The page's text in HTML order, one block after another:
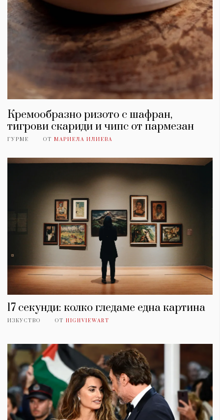
Кремообразно ризото с шафран,
тигрови скариди и чипс от пармезан
ГУРМЕ ОТ МАРИЕЛА ИЛИЕВА
17 секунди: колко гледаме една картина
ИЗКУСТВО ОТ HIGHVIEWART